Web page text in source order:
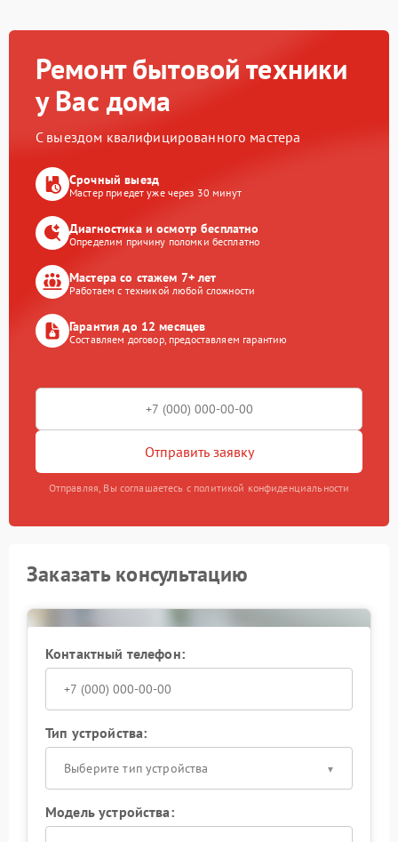
Ремонт бытовой техники
у Вас дома
С выездом квалифицированного мастера
Срочный выезд
Мастер приедет уже через 30 минут
Диагностика и осмотр бесплатно
Определим причину поломки бесплатно
Мастера со стажем 7+ лет
Работаем с техникой любой сложности
Гарантия до 12 месяцев
Составляем договор, предоставляем гарантию
Отправить заявку
Отправляя, Вы соглашаетесь с политикой конфиденциальности
Заказать консультацию
Контактный телефон:
Тип устройства:
Выберите тип устройства
Модель устройства: